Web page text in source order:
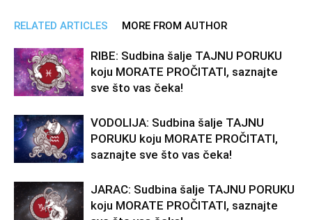
RELATED ARTICLES MORE FROM AUTHOR
RIBE: Sudbina šalje TAJNU PORUKU
koju MORATE PROČITATI, saznajte
sve što vas čeka!
VODOLIJA: Sudbina šalje TAJNU
PORUKU koju MORATE PROČITATI,
saznajte sve što vas čeka!
JARAC: Sudbina šalje TAJNU PORUKU
koju MORATE PROČITATI, saznajte